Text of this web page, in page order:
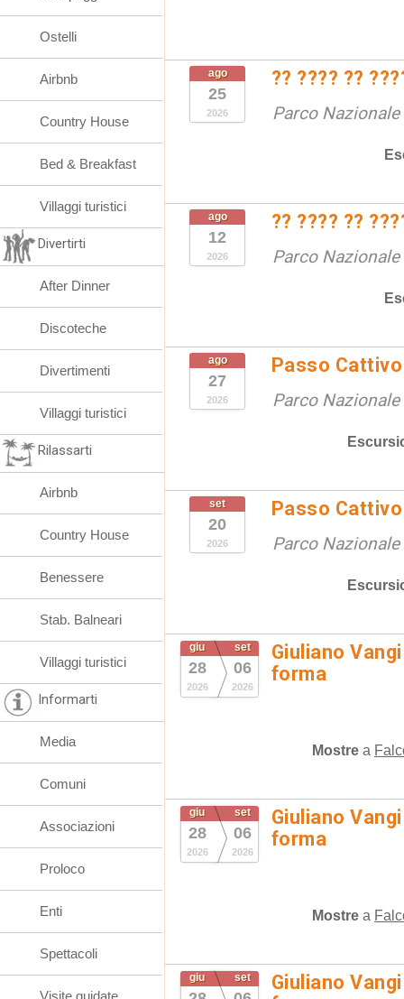
ago
25
2026
?? ???? ??
Parco
ago
12
2026
?? ???? ??
Parco
ago
27
2026
Passo
Parco
set
20
2026
Passo
Parco
giu
28
2026
set
06
2026
Giuliano
forma
Mostre a
giu
28
2026
set
06
2026
Giuliano
forma
Mostre a
giu set
Giuliano
Ostelli
Airbnb
Country House
Bed & Breakfast
Villaggi turistici
Divertirti
After Dinner
Discoteche
Divertimenti
Villaggi turistici
Rilassarti
Airbnb
Country House
Benessere
Stab. Balneari
Villaggi turistici
Informarti
Media
Comuni
Associazioni
Proloco
Enti
Spettacoli
Visite guidate